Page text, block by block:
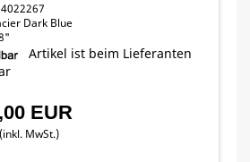
Dark Blue
Artikel ist beim Lieferanten
EUR
MwSt.)